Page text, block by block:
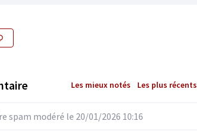
Les mieux notés Les plus récents
spam modéré le 20/01/2026 10:16